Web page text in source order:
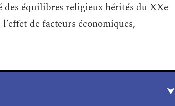
des équilibres religieux hérités du XXe
de facteurs économiques,